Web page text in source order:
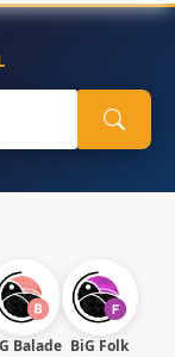
Balade BiG Folk